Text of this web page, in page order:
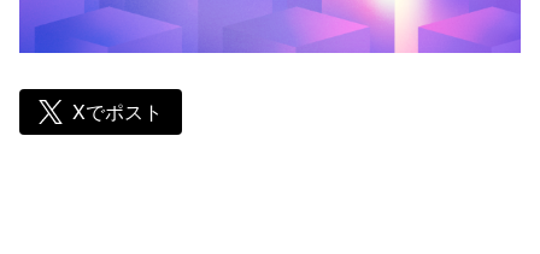
Xでポスト